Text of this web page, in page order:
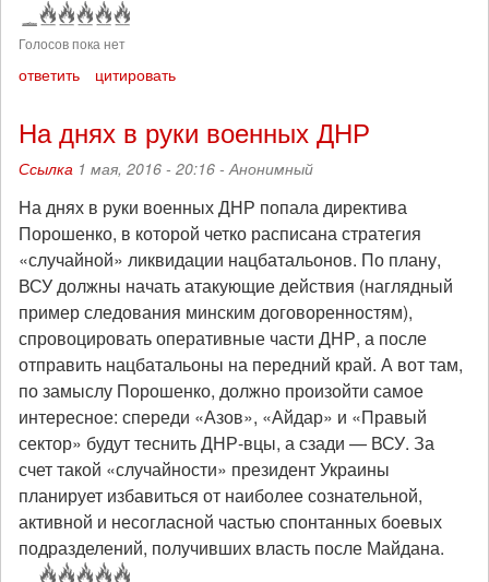
Голосов пока нет
ответить цитировать
На днях в руки военных ДНР
Ссылка 1 мая, 2016 - 20:16 -Анонимный
На днях в руки военных ДНР попала директива
Порошенко, в которой четко расписана стратегия
«случайной» ликвидации нацбатальонов. По плану,
ВСУ должны начать атакующие действия (наглядный
пример следования минским договоренностям),
спровоцировать оперативные части ДНР, а после
отправить нацбатальоны на передний край. А вот там,
по замыслу Порошенко, должно произойти самое
интересное: спереди «Азов», «Айдар» и «Правый
сектор» будут теснить ДНР-вцы, а сзади — ВСУ. За
счет такой «случайности» президент Украины
планирует избавиться от наиболее сознательной,
активной и несогласной частью спонтанных боевых
подразделений, получивших власть после Майдана.